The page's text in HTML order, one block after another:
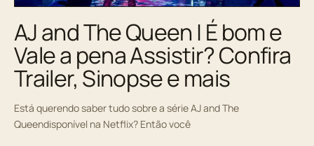
AJ and The Queen | É bom e
Vale a pena Assistir? Confira
Trailer, Sinopse e mais
Está querendo saber tudo sobre a série AJ and The
Queendisponível na Netflix? Então você